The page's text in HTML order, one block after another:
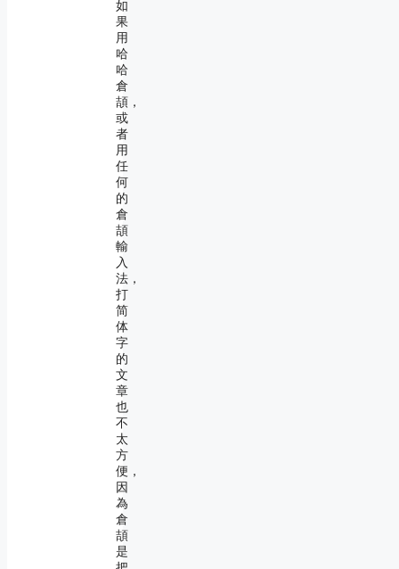
如
果
用
哈
哈
倉
頡，
或
者
用
任
何
的
倉
頡
輸
入
法，
打
简
体
字
的
文
章
也
不
太
方
便，
因
為
倉
頡
是